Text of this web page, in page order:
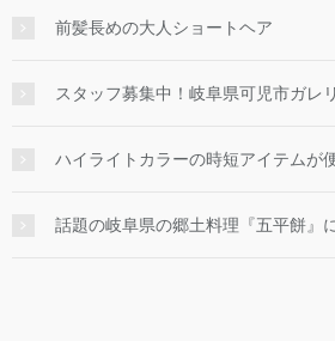
前髪長めの大人ショートヘア
スタッフ募集中！岐阜県可児市ガレ
ハイライトカラーの時短アイテムが
話題の岐阜県の郷土料理『五平餅』